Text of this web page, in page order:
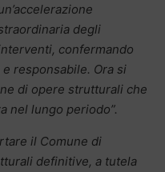
degli
confermando
responsabile. Ora si
di opere strutturali che
nel lungo periodo”.
il Comune di
definitive, a tutela